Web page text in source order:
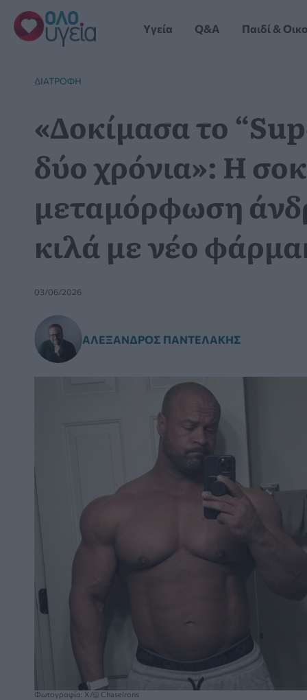
Μετάβαση
στο
περιεχόμενο
Yγεία Q&A Παιδί &
ΔΙΑΤΡΟΦΉ
«Δοκίμασα το
δύο χρόνια»: Η
μεταμόρφωση
κιλά με νέο
03/06/2026
ΑΛΈΞΑΝΔΡΟΣ ΠΑΝΤΕΛΆΚΗΣ
Φωτογραφία: X/@ ChaseIrons